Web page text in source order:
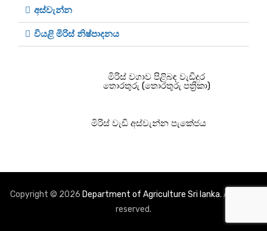
අස්වැන්න
වියළි මිරිස් නිෂ්පාදනය
මිරිස් වගාව පිළිබඳ වැඩිදුර
තොරතුරු (තොරතුරු පත්‍රිකා)
මිරිස් වැඩි අස්වැන්න පැකේජය
Copyright © 2026 Department of Agriculture Sri lanka. All rights
reserved.